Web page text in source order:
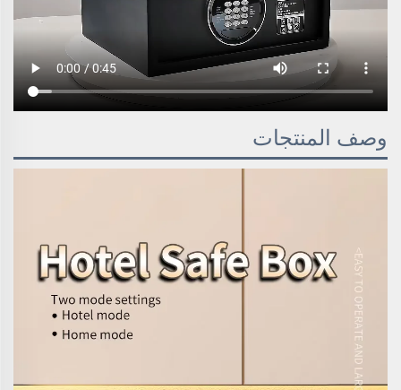
وصف المنتجات